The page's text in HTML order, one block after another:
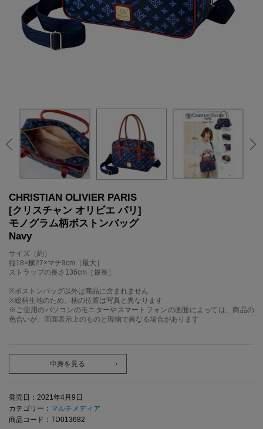
CHRISTIAN OLIVIER PARIS
[クリスチャン オリビエ パリ]
モノグラム柄ボストンバッグ
Navy
サイズ（約）
縦18×横27×マチ9cm［最大］
ストラップの長さ136cm［最長］
※ボストンバッグ以外は商品に含まれません
※総柄生地のため、柄の位置は写真と異なります
※ご使用のパソコンのモニターやスマートフォンの画面によっては、商品の
色合いが、画面表示上のものと現物で異なる場合があります
中身を見る
発売日：2021年4月9日
カテゴリー： マルチメディア
商品コード：TD013682